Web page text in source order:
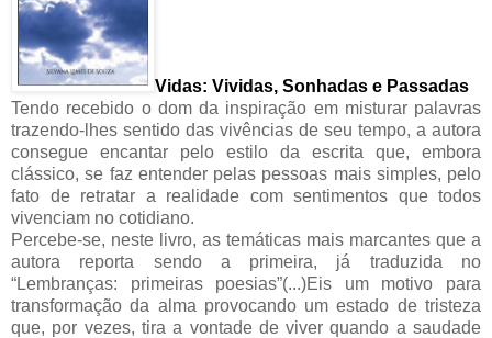
Vidas: Vividas, Sonhadas e Passadas
Tendo recebido o dom da inspiração em misturar palavras
trazendo-lhes sentido das vivências de seu tempo, a autora
consegue encantar pelo estilo da escrita que, embora
clássico, se faz entender pelas pessoas mais simples, pelo
fato de retratar a realidade com sentimentos que todos
vivenciam no cotidiano.
Percebe-se, neste livro, as temáticas mais marcantes que a
autora reporta sendo a primeira, já traduzida no
“Lembranças: primeiras poesias”(...)Eis um motivo para
transformação da alma provocando um estado de tristeza
que, por vezes, tira a vontade de viver quando a saudade